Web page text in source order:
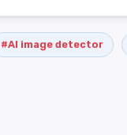
#AI image detector